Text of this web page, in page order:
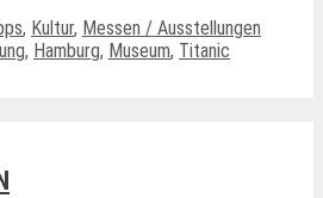
, Kultur, Messen / Ausstellungen
, Hamburg, Museum, Titanic